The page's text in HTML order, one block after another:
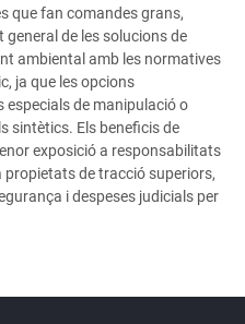
que fan comandes grans,
de les solucions de
ambiental amb les normatives
ja que les opcions
especials de manipulació o
sintètics. Els beneficis de
exposició a responsabilitats
de tracció superiors,
i despeses judicials per